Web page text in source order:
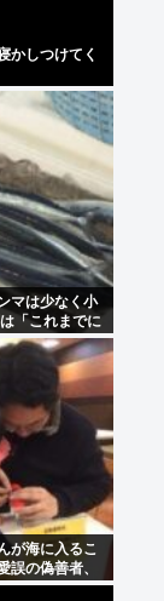
かしつけてく
マは少なく小
「これまでに
」
が海に入るこ
誤の偽善者、